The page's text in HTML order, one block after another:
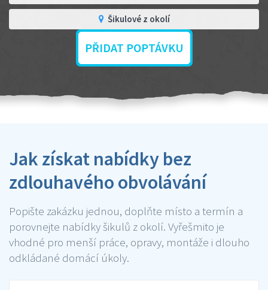
Šikulové z okolí
PŘIDAT POPTÁVKU
Jak získat nabídky bez
zdlouhavého obvolávání
Popište zakázku jednou, doplňte místo a termín a
porovnejte nabídky šikulů z okolí. Vyřešmito je
vhodné pro menší práce, opravy, montáže i dlouho
odkládané domácí úkoly.